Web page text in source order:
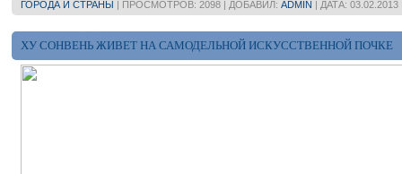
ГОРОДА И СТРАНЫ | ПРОСМОТРОВ: 2098 | ДОБАВИЛ: ADMIN | ДАТА: 03.02.2013
ХУ СОНВЕНЬ ЖИВЕТ НА САМОДЕЛЬНОЙ ИСКУССТВЕННОЙ ПОЧКЕ